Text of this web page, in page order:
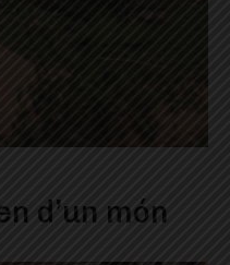
d’un món